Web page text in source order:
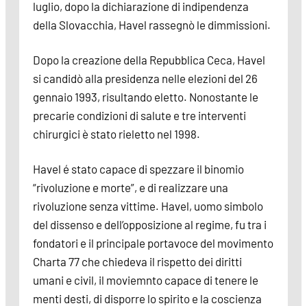
luglio, dopo la dichiarazione di indipendenza
della Slovacchia, Havel rassegnò le dimmissioni.
Dopo la creazione della Repubblica Ceca, Havel
si candidò alla presidenza nelle elezioni del 26
gennaio 1993, risultando eletto. Nonostante le
precarie condizioni di salute e tre interventi
chirurgici è stato rieletto nel 1998.
Havel é stato capace di spezzare il binomio
“rivoluzione e morte”, e di realizzare una
rivoluzione senza vittime. Havel, uomo simbolo
del dissenso e dell’opposizione al regime, fu tra i
fondatori e il principale portavoce del movimento
Charta 77 che chiedeva il rispetto dei diritti
umani e civil, il moviemnto capace di tenere le
menti desti, di disporre lo spirito e la coscienza